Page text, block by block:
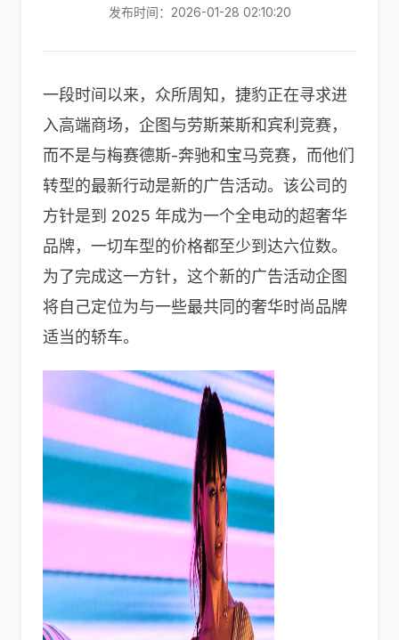
发布时间：2026-01-28 02:10:20
一段时间以来，众所周知，捷豹正在寻求进
入高端商场，企图与劳斯莱斯和宾利竞赛，
而不是与梅赛德斯-奔驰和宝马竞赛，而他们
转型的最新行动是新的广告活动。该公司的
方针是到 2025 年成为一个全电动的超奢华
品牌，一切车型的价格都至少到达六位数。
为了完成这一方针，这个新的广告活动企图
将自己定位为与一些最共同的奢华时尚品牌
适当的轿车。